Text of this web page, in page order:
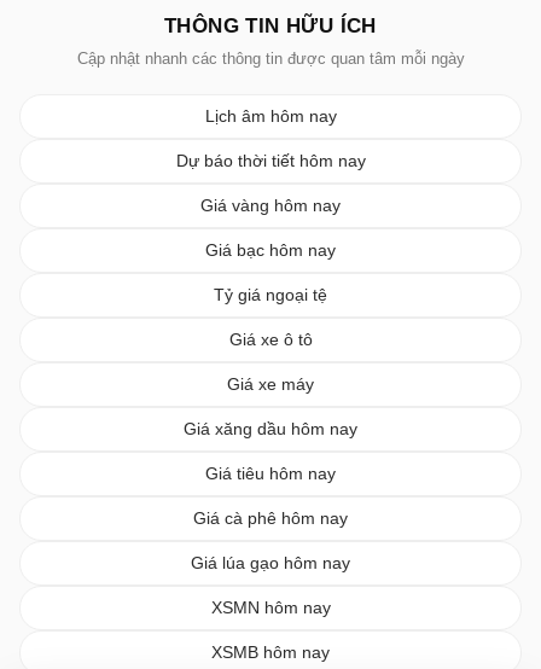
THÔNG TIN HỮU ÍCH
Cập nhật nhanh các thông tin được quan tâm mỗi ngày
Lịch âm hôm nay
Dự báo thời tiết hôm nay
Giá vàng hôm nay
Giá bạc hôm nay
Tỷ giá ngoại tệ
Giá xe ô tô
Giá xe máy
Giá xăng dầu hôm nay
Giá tiêu hôm nay
Giá cà phê hôm nay
Giá lúa gạo hôm nay
XSMN hôm nay
XSMB hôm nay